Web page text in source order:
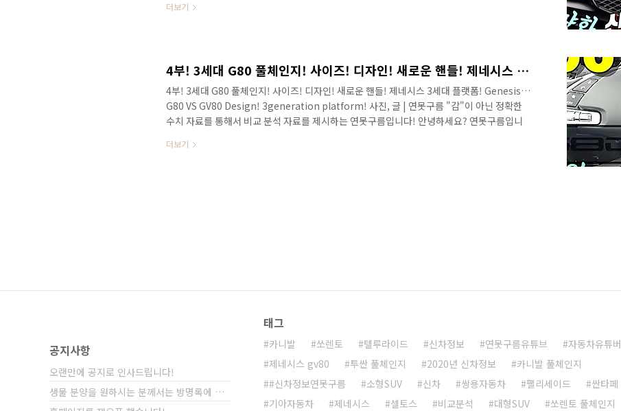
판매량 목표의 80%를 사전 계약에서 판매하는 기염을 보여주었습니다. 출시 전에 부정적인
더보기
4부! 3세대 G80 풀체인지! 사이즈! 디자인! 새로운 핸들! 제네시스 3세대 플랫폼! Genesis G80 VS GV80 Design! 3generation platform!
4부! 3세대 G80 풀체인지! 사이즈! 디자인! 새로운 핸들! 제네시스 3세대 플랫폼! Genesis
G80 VS GV80 Design! 3generation platform! 사진, 글 | 연못구름 "감"이 아닌 정확한
수치 자료를 통해서 비교 분석 자료를 제시하는 연못구름입니다! 안녕하세요? 연못구름입니
차량을 출시한다는 것 자체가 사실 놀라운 일이라고 할 수 있습니다. 새로운 디자인의 GV80은
더보기
공지사항
오랜만에 공지로 인사드립니다!
생물 분양을 원하시는 분께서는 방명록에 비밀글⋯
태그
카니발 쏘렌토 텔루라이드 신차정보 연못구름유튜브
자동차유튜버
제네시스 gv80
투싼 풀체인지 2020년 신차정보
카니발 풀체인지
#신차정보연못구름
소형SUV 신차 쌍용자동차 팰리세이드
싼타페
기아자동차
제네시스 셀토스 비교분석 대형SUV 쏘렌토 풀체인지